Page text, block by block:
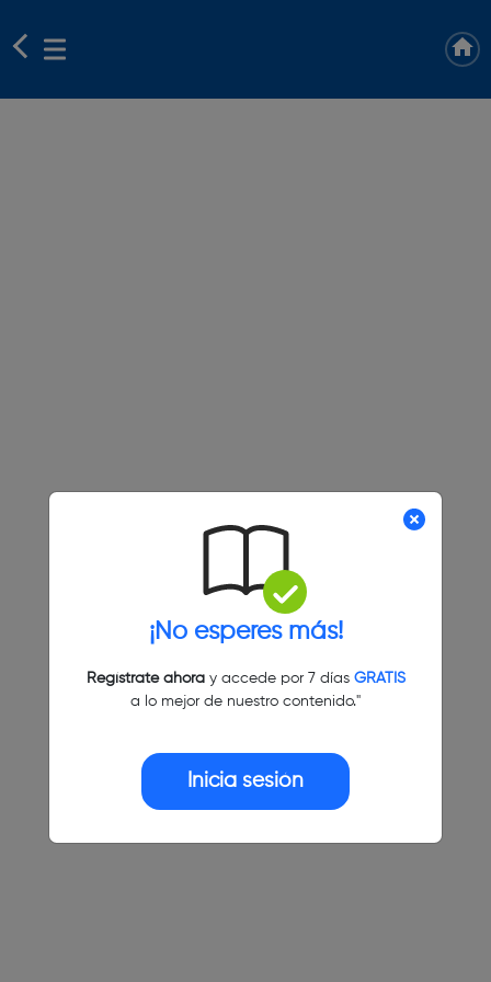
¡No esperes más!
Regístrate ahoray accede por 7 días GRATIS
a lo mejor de nuestro contenido."
Inicia sesión